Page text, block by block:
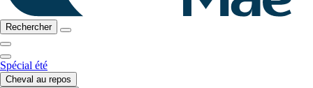
Rechercher
Spécial été
Cheval au repos